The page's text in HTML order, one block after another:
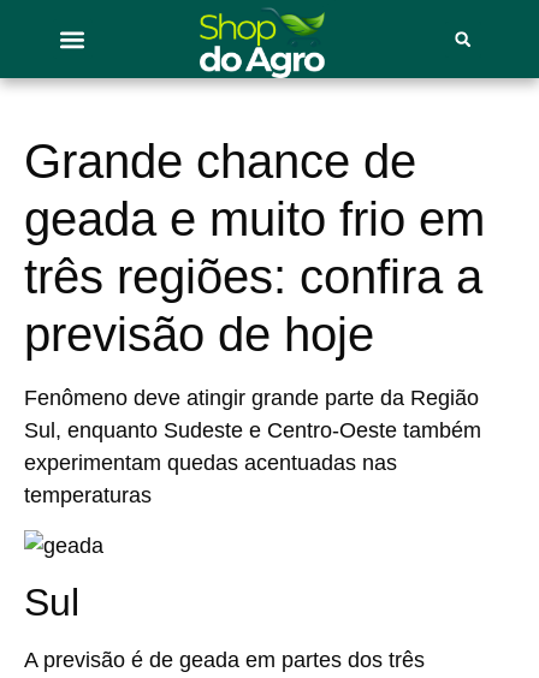
Grande chance de
geada e muito frio em
três regiões: confira a
previsão de hoje
Fenômeno deve atingir grande parte da Região
Sul, enquanto Sudeste e Centro-Oeste também
experimentam quedas acentuadas nas
temperaturas
Sul
A previsão é de geada em partes dos três